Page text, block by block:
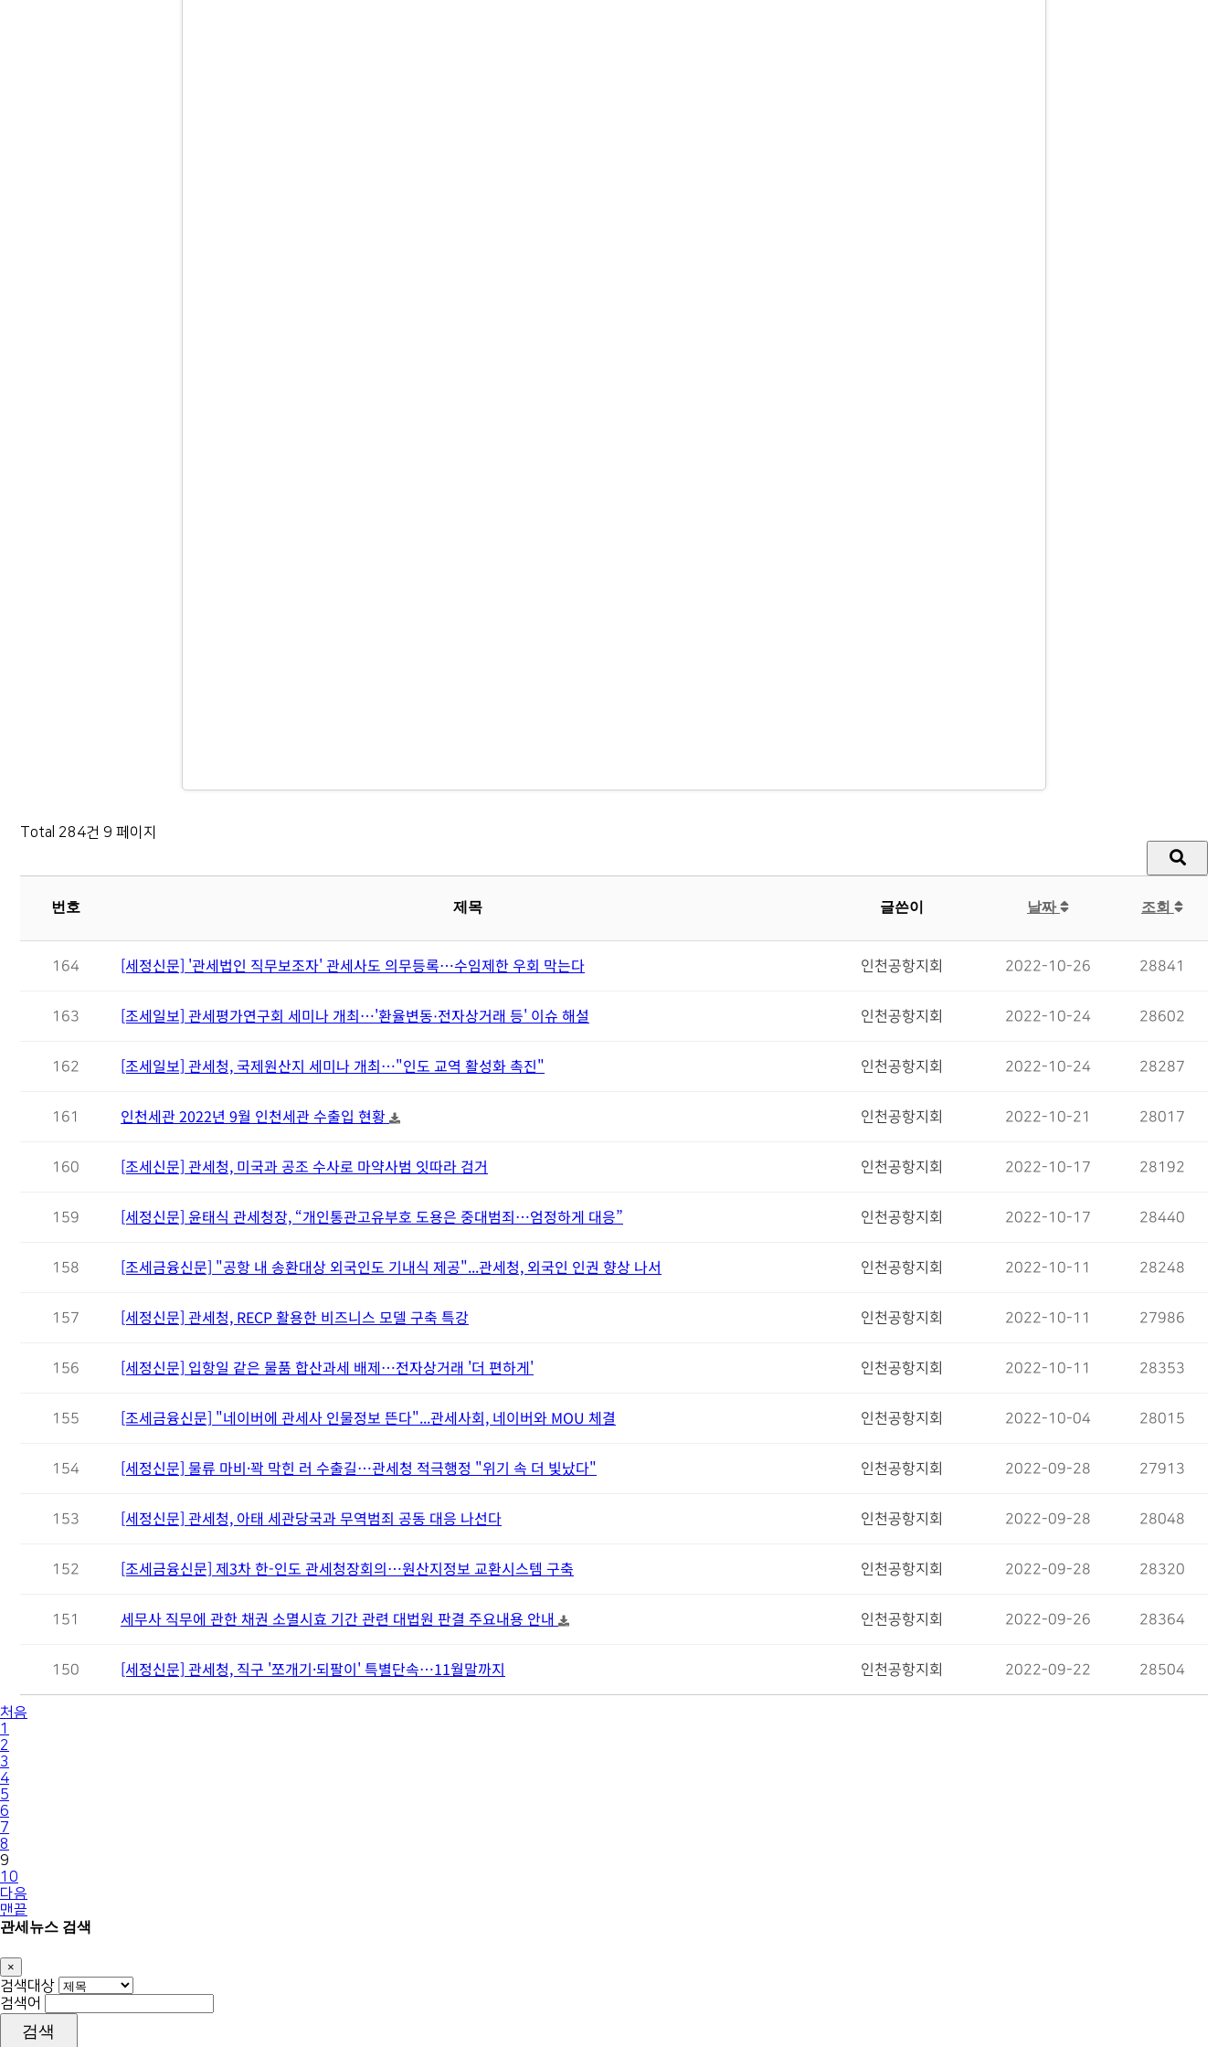
Total 284건 9 페이지
번호 제목 글쓴이 날짜 조회
164 [세정신문] '관세법인 직무보조자' 관세사도 의무등록…수임제한 우회 막는다 인천공항지회 2022-10-26 28841
163 [조세일보] 관세평가연구회 세미나 개최…'환율변동⋅전자상거래 등' 이슈 해설 인천공항지회 2022-10-24 28602
162 [조세일보] 관세청, 국제원산지 세미나 개최…"인도 교역 활성화 촉진" 인천공항지회 2022-10-24 28287
161 인천세관 2022년 9월 인천세관 수출입 현황 인천공항지회 2022-10-21 28017
160 [조세신문] 관세청, 미국과 공조 수사로 마약사범 잇따라 검거 인천공항지회 2022-10-17 28192
159 [세정신문] 윤태식 관세청장, “개인통관고유부호 도용은 중대범죄…엄정하게 대응” 인천공항지회 2022-10-17 28440
158 [조세금융신문] "공항 내 송환대상 외국인도 기내식 제공"...관세청, 외국인 인권 향상 나서 인천공항지회 2022-10-11 28248
157 [세정신문] 관세청, RECP 활용한 비즈니스 모델 구축 특강 인천공항지회 2022-10-11 27986
156 [세정신문] 입항일 같은 물품 합산과세 배제…전자상거래 '더 편하게' 인천공항지회 2022-10-11 28353
155 [조세금융신문] "네이버에 관세사 인물정보 뜬다"...관세사회, 네이버와 MOU 체결 인천공항지회 2022-10-04 28015
154 [세정신문] 물류 마비·꽉 막힌 러 수출길…관세청 적극행정 "위기 속 더 빛났다" 인천공항지회 2022-09-28 27913
153 [세정신문] 관세청, 아태 세관당국과 무역범죄 공동 대응 나선다 인천공항지회 2022-09-28 28048
152 [조세금융신문] 제3차 한-인도 관세청장회의…원산지정보 교환시스템 구축 인천공항지회 2022-09-28 28320
151 세무사 직무에 관한 채권 소멸시효 기간 관련 대법원 판결 주요내용 안내 인천공항지회 2022-09-26 28364
150 [세정신문] 관세청, 직구 '쪼개기·되팔이' 특별단속…11월말까지 인천공항지회 2022-09-22 28504
처음
1
2
3
4
5
6
7
8
9
10
다음
맨끝
관세뉴스 검색
×
Close
검색대상
검색어
검색